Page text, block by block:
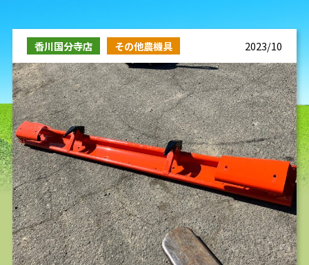
取り扱い商品
販売中の農機具
よく頂く質問
お問い合わせ
求人
香川国分寺店 その他農機具 2023/10